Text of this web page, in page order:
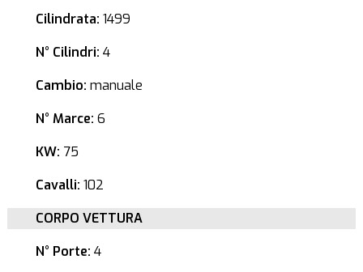
Cilindrata: 1499
N° Cilindri: 4
Cambio: manuale
N° Marce: 6
KW: 75
Cavalli: 102
CORPO VETTURA
N° Porte: 4